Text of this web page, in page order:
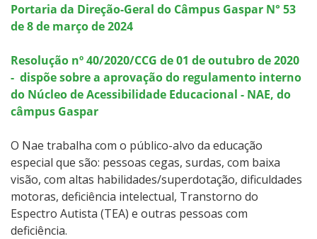
Portaria da Direção-Geral do Câmpus Gaspar N° 53
de 8 de março de 2024
Resolução nº 40/2020/CCG de 01 de outubro de 2020
- dispõe sobre a aprovação do regulamento interno
do Núcleo de Acessibilidade Educacional - NAE, do
câmpus Gaspar
O Nae trabalha com o público-alvo da educação
especial que são: pessoas cegas, surdas, com baixa
visão, com altas habilidades/superdotação, dificuldades
motoras, deficiência intelectual, Transtorno do
Espectro Autista (TEA) e outras pessoas com
deficiência.